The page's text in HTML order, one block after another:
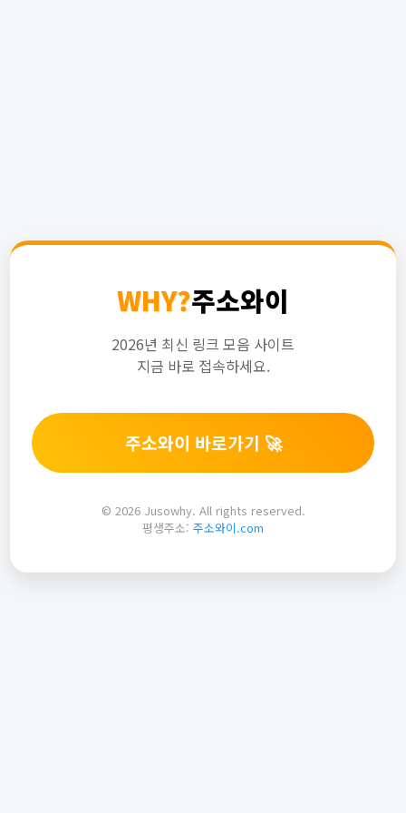
WHY?주소와이
2026년 최신 링크 모음 사이트
지금 바로 접속하세요.
주소와이 바로가기 🚀
© 2026 Jusowhy. All rights reserved.
평생주소: 주소와이.com